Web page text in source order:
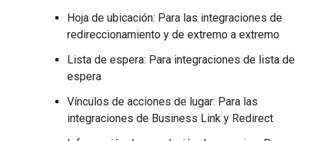
Hoja de ubicación: Para las integraciones de
redireccionamiento y de extremo a extremo
Lista de espera: Para integraciones de lista de
espera
Vínculos de acciones de lugar: Para las
integraciones de Business Link y Redirect